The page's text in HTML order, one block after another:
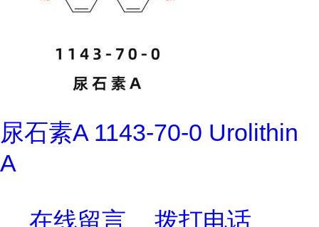
尿石素A 1143-70-0 Urolithin
A
在线留言 拨打电话